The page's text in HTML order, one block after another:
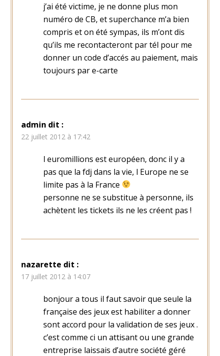
j’ai été victime, je ne donne plus mon
numéro de CB, et superchance m’a bien
compris et on été sympas, ils m’ont dis
qu’ils me recontacteront par tél pour me
donner un code d’accés au paiement, mais
toujours par e-carte
admin dit :
22 juillet 2012 à 17:42
l euromillions est européen, donc il y a
pas que la fdj dans la vie, l Europe ne se
limite pas à la France
personne ne se substitue à personne, ils
achètent les tickets ils ne les créent pas !
nazarette dit :
17 juillet 2012 à 14:07
bonjour a tous il faut savoir que seule la
française des jeux est habiliter a donner
sont accord pour la validation de ses jeux .
c’est comme ci un attisant ou une grande
entreprise laissais d’autre société géré